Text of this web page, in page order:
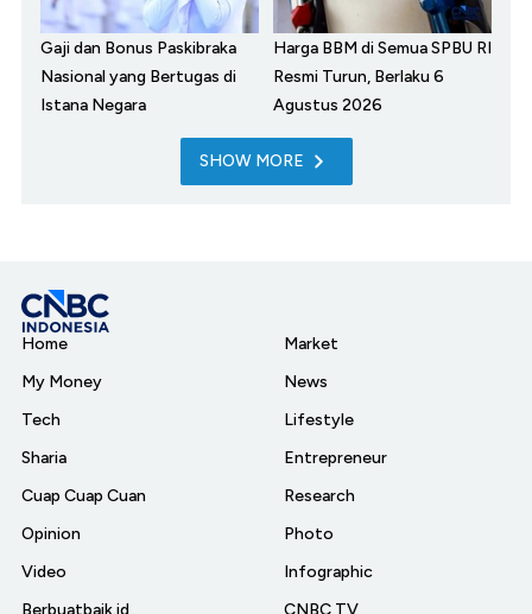
Gaji dan Bonus Paskibraka
Nasional yang Bertugas di
Istana Negara
Harga BBM di Semua SPBU RI
Resmi Turun, Berlaku 6
Agustus 2026
SHOW MORE
Home
My Money
Tech
Sharia
Cuap Cuap Cuan
Opinion
Video
Market
News
Lifestyle
Entrepreneur
Research
Photo
Infographic